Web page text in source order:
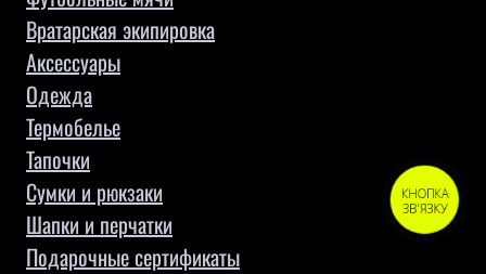
Вратарская экипировка
Аксессуары
Одежда
Термобелье
Тапочки
Сумки и рюкзаки
Шапки и перчатки
Подарочные сертификаты
КНОПКА
ЗВ'ЯЗКУ